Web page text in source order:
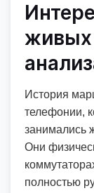
живых
История
телефонии,
занимались
Они
полностью